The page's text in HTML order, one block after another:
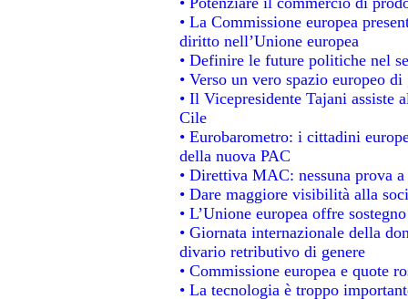
• La Commissione europea
diritto nell’Unione europea
• Definire le future politiche nel
• Verso un vero spazio europeo
• Il Vicepresidente Tajani assiste
Cile
• Eurobarometro: i cittadini
della nuova PAC
• Direttiva MAC: nessuna prova
• Dare maggiore visibilità alla
• L’Unione europea offre
• Giornata internazionale della
divario retributivo di genere
• Commissione europea e quote
• La tecnologia è troppo